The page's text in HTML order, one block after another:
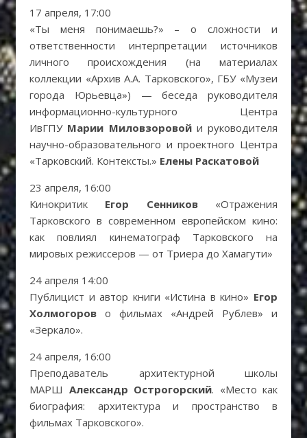
17 апреля, 17:00
«Ты меня понимаешь?» – о сложности и
ответственности интерпретации источников
личного происхождения (на материалах
коллекции «Архив А.А. Тарковского», ГБУ «Музеи
города Юрьевца») — беседа руководителя
информационно-культурного Центра
ИвГПУ Марии Миловзоровойи руководителя
научно-образовательного и проектного Центра
«Тарковский. Контексты.» Елены Раскатовой
23 апреля, 16:00
Кинокритик Егор Сенников «Отражения
Тарковского в современном европейском кино:
как повлиял кинематограф Тарковского на
мировых режиссеров — от Триера до Хамагути»
24 апреля 14:00
Публицист и автор книги «Истина в кино» Егор
Холмогоров о фильмах «Андрей Рублев» и
«Зеркало».
24 апреля, 16:00
Преподаватель архитектурной школы
МАРШ Александр Острогорский. «Место как
биография: архитектура и пространство в
фильмах Тарковского».